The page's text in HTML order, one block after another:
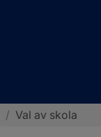
/ Val av skola